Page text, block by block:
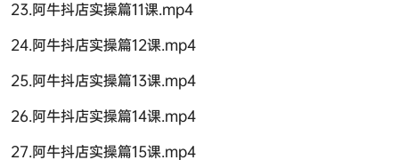
23.阿牛抖店实操篇11课.mp4
24.阿牛抖店实操篇12课.mp4
25.阿牛抖店实操篇13课.mp4
26.阿牛抖店实操篇14课.mp4
27.阿牛抖店实操篇15课.mp4